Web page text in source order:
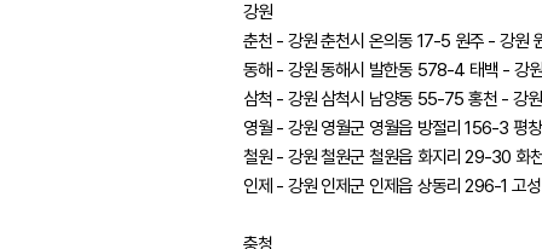
강원
춘천 - 강원 춘천시 온의동 17-5 원주 - 강원
동해 - 강원 동해시 발한동 578-4 태백 - 강
삼척 - 강원 삼척시 남양동 55-75 홍천 - 강
영월 - 강원 영월군 영월읍 방절리 156-3 평
철원 - 강원 철원군 철원읍 화지리 29-30 화
인제 - 강원 인제군 인제읍 상동리 296-1 고
충청